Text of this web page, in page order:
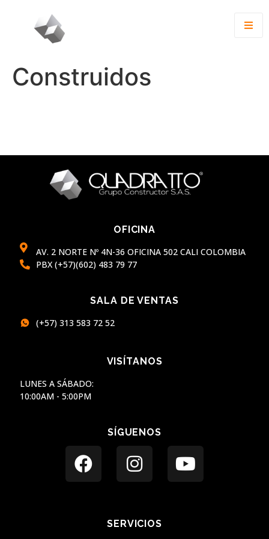
Construidos
OFICINA
AV. 2 NORTE Nº 4N-36 OFICINA 502 CALI COLOMBIA
PBX (+57)(602) 483 79 77
SALA DE VENTAS
(+57) 313 583 72 52
VISÍTANOS
LUNES A SÁBADO:
10:00AM - 5:00PM
SÍGUENOS
SERVICIOS